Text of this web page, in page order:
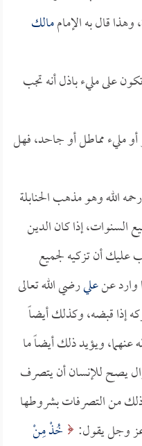
قال به الإماممالك
على مليء باذل أنه تجب
أو مليء مماطل أو جاحد، فهل
رحمه الله وهو مذهب الحنابلة
السنوات، إذا كان الدين
عليك أن تزكيه لجميع
وارد عنعليرضي الله تعالى
إذا قبضه، وكذلك أيضاً
عنهما، ويؤيد ذلك أيضاً ما
يصح للإنسان أن يتصرف
ذلك من التصرفات بشروطها
عز وجل يقول:
خُذْ مِنْ